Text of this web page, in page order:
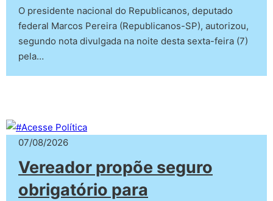
O presidente nacional do Republicanos, deputado
federal Marcos Pereira (Republicanos-SP), autorizou,
segundo nota divulgada na noite desta sexta-feira (7)
pela…
07/08/2026
Vereador propõe seguro
obrigatório para